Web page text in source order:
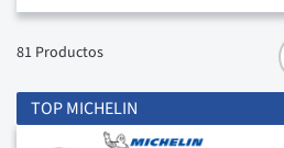
81 Productos
TOP MICHELIN